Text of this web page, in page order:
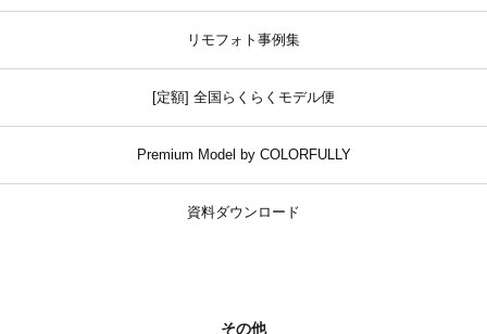
リモフォト事例集
[定額] 全国らくらくモデル便
Premium Model by COLORFULLY
資料ダウンロード
その他